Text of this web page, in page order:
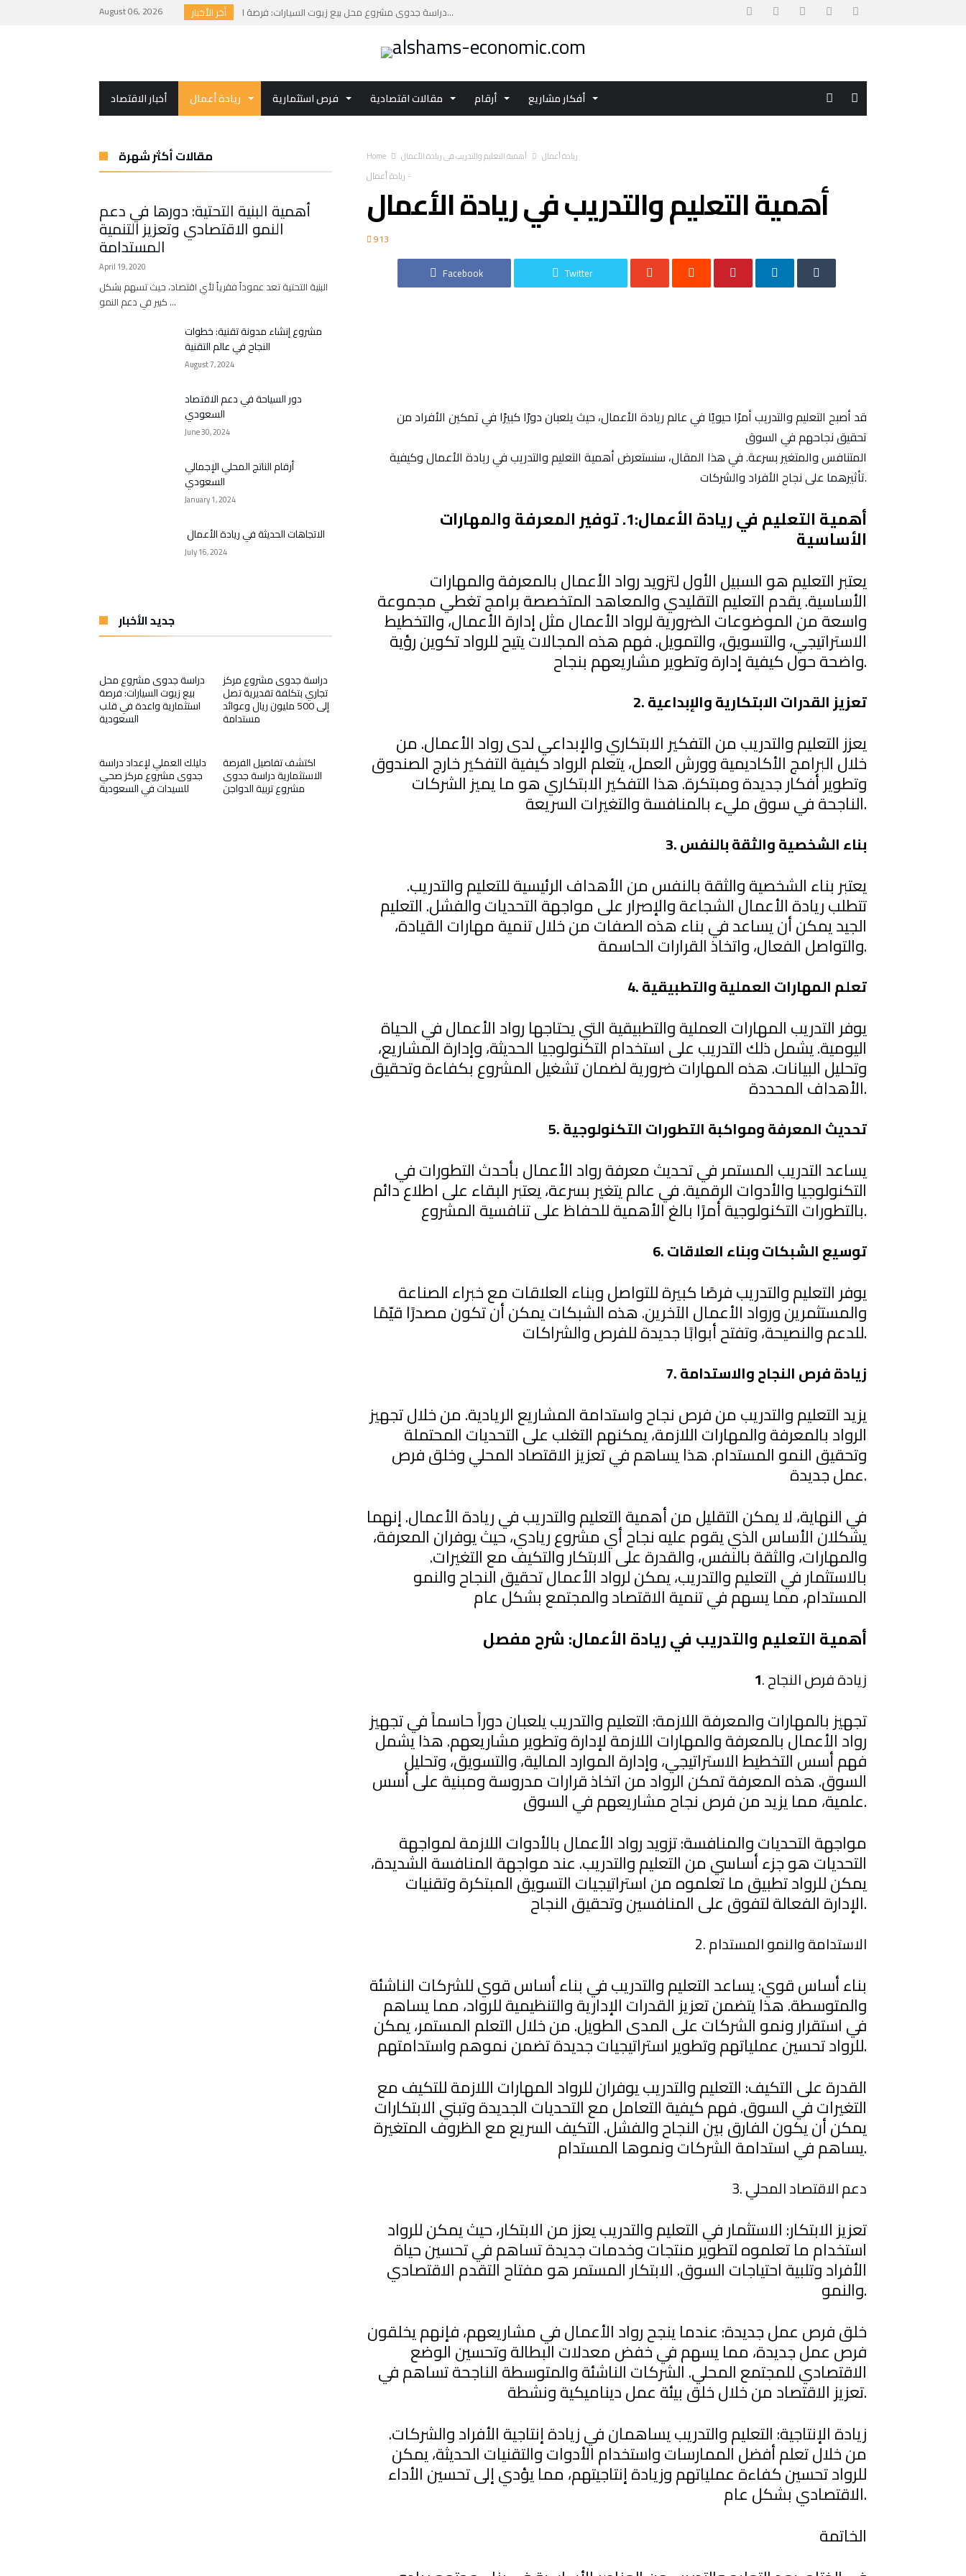
August 06, 2026 أخر الأخبار
دراسة جدوى مشروع محل بيع زيوت السيارات: فرصة ا...
دليلك العملي لإعداد دراسة جدوى مشروع مركز صحي ...
اكتشف تفاصيل الفرصة الاستثمارية دراسة جدوى مشر...
استثمر في دراسة جدوى مشروع الاستزراع السمكي با...
أخبار الاقتصاد ريادة أعمال فرص استثمارية مقالات اقتصادية أرقام أفكار مشاريع
Home ريادة أعمال أهمية التعليم والتدريب في ريادة الأعمال
ريادة أعمال -
أهمية التعليم والتدريب في ريادة الأعمال
913
Facebook Twitter
قد أصبح التعليم والتدريب أمرًا حيويًا في عالم ريادة الأعمال، حيث يلعبان دورًا كبيرًا في تمكين الأفراد من
تحقيق نجاحهم في السوق
المتنافس والمتغير بسرعة. في هذا المقال، سنستعرض أهمية التعليم والتدريب في ريادة الأعمال وكيفية
تأثيرهما على نجاح الأفراد والشركات.
أهمية التعليم في ريادة الأعمال:1. توفير المعرفة والمهارات
الأساسية
يعتبر التعليم هو السبيل الأول لتزويد رواد الأعمال بالمعرفة والمهارات
الأساسية. يقدم التعليم التقليدي والمعاهد المتخصصة برامج تغطي مجموعة
واسعة من الموضوعات الضرورية لرواد الأعمال مثل إدارة الأعمال، والتخطيط
الاستراتيجي، والتسويق، والتمويل. فهم هذه المجالات يتيح للرواد تكوين رؤية
واضحة حول كيفية إدارة وتطوير مشاريعهم بنجاح.
2. تعزيز القدرات الابتكارية والإبداعية
يعزز التعليم والتدريب من التفكير الابتكاري والإبداعي لدى رواد الأعمال. من
خلال البرامج الأكاديمية وورش العمل، يتعلم الرواد كيفية التفكير خارج الصندوق
وتطوير أفكار جديدة ومبتكرة. هذا التفكير الابتكاري هو ما يميز الشركات
الناجحة في سوق مليء بالمنافسة والتغيرات السريعة.
3. بناء الشخصية والثقة بالنفس
يعتبر بناء الشخصية والثقة بالنفس من الأهداف الرئيسية للتعليم والتدريب.
تتطلب ريادة الأعمال الشجاعة والإصرار على مواجهة التحديات والفشل. التعليم
الجيد يمكن أن يساعد في بناء هذه الصفات من خلال تنمية مهارات القيادة،
والتواصل الفعال، واتخاذ القرارات الحاسمة.
4. تعلم المهارات العملية والتطبيقية
يوفر التدريب المهارات العملية والتطبيقية التي يحتاجها رواد الأعمال في الحياة
اليومية. يشمل ذلك التدريب على استخدام التكنولوجيا الحديثة، وإدارة المشاريع،
وتحليل البيانات. هذه المهارات ضرورية لضمان تشغيل المشروع بكفاءة وتحقيق
الأهداف المحددة.
5. تحديث المعرفة ومواكبة التطورات التكنولوجية
يساعد التدريب المستمر في تحديث معرفة رواد الأعمال بأحدث التطورات في
التكنولوجيا والأدوات الرقمية. في عالم يتغير بسرعة، يعتبر البقاء على اطلاع دائم
بالتطورات التكنولوجية أمرًا بالغ الأهمية للحفاظ على تنافسية المشروع.
6. توسيع الشبكات وبناء العلاقات
يوفر التعليم والتدريب فرصًا كبيرة للتواصل وبناء العلاقات مع خبراء الصناعة
والمستثمرين ورواد الأعمال الآخرين. هذه الشبكات يمكن أن تكون مصدرًا قيّمًا
للدعم والنصيحة، وتفتح أبوابًا جديدة للفرص والشراكات.
7. زيادة فرص النجاح والاستدامة
يزيد التعليم والتدريب من فرص نجاح واستدامة المشاريع الريادية. من خلال تجهيز
الرواد بالمعرفة والمهارات اللازمة، يمكنهم التغلب على التحديات المحتملة
وتحقيق النمو المستدام. هذا يساهم في تعزيز الاقتصاد المحلي وخلق فرص
عمل جديدة.
في النهاية، لا يمكن التقليل من أهمية التعليم والتدريب في ريادة الأعمال. إنهما
يشكلان الأساس الذي يقوم عليه نجاح أي مشروع ريادي، حيث يوفران المعرفة،
والمهارات، والثقة بالنفس، والقدرة على الابتكار والتكيف مع التغيرات.
بالاستثمار في التعليم والتدريب، يمكن لرواد الأعمال تحقيق النجاح والنمو
المستدام، مما يسهم في تنمية الاقتصاد والمجتمع بشكل عام
أهمية التعليم والتدريب في ريادة الأعمال: شرح مفصل
1 . زيادة فرص النجاح
تجهيز بالمهارات والمعرفة اللازمة: التعليم والتدريب يلعبان دوراً حاسماً في تجهيز
رواد الأعمال بالمعرفة والمهارات اللازمة لإدارة وتطوير مشاريعهم. هذا يشمل
فهم أسس التخطيط الاستراتيجي، وإدارة الموارد المالية، والتسويق، وتحليل
السوق. هذه المعرفة تمكن الرواد من اتخاذ قرارات مدروسة ومبنية على أسس
علمية، مما يزيد من فرص نجاح مشاريعهم في السوق.
مواجهة التحديات والمنافسة: تزويد رواد الأعمال بالأدوات اللازمة لمواجهة
التحديات هو جزء أساسي من التعليم والتدريب. عند مواجهة المنافسة الشديدة،
يمكن للرواد تطبيق ما تعلموه من استراتيجيات التسويق المبتكرة وتقنيات
الإدارة الفعالة لتفوق على المنافسين وتحقيق النجاح.
2. الاستدامة والنمو المستدام
بناء أساس قوي: يساعد التعليم والتدريب في بناء أساس قوي للشركات الناشئة
والمتوسطة. هذا يتضمن تعزيز القدرات الإدارية والتنظيمية للرواد، مما يساهم
في استقرار ونمو الشركات على المدى الطويل. من خلال التعلم المستمر، يمكن
للرواد تحسين عملياتهم وتطوير استراتيجيات جديدة تضمن نموهم واستدامتهم.
القدرة على التكيف: التعليم والتدريب يوفران للرواد المهارات اللازمة للتكيف مع
التغيرات في السوق. فهم كيفية التعامل مع التحديات الجديدة وتبني الابتكارات
يمكن أن يكون الفارق بين النجاح والفشل. التكيف السريع مع الظروف المتغيرة
يساهم في استدامة الشركات ونموها المستدام.
3. دعم الاقتصاد المحلي
تعزيز الابتكار: الاستثمار في التعليم والتدريب يعزز من الابتكار، حيث يمكن للرواد
استخدام ما تعلموه لتطوير منتجات وخدمات جديدة تساهم في تحسين حياة
الأفراد وتلبية احتياجات السوق. الابتكار المستمر هو مفتاح التقدم الاقتصادي
والنمو.
خلق فرص عمل جديدة: عندما ينجح رواد الأعمال في مشاريعهم، فإنهم يخلقون
فرص عمل جديدة، مما يسهم في خفض معدلات البطالة وتحسين الوضع
الاقتصادي للمجتمع المحلي. الشركات الناشئة والمتوسطة الناجحة تساهم في
تعزيز الاقتصاد من خلال خلق بيئة عمل ديناميكية ونشطة.
زيادة الإنتاجية: التعليم والتدريب يساهمان في زيادة إنتاجية الأفراد والشركات.
من خلال تعلم أفضل الممارسات واستخدام الأدوات والتقنيات الحديثة، يمكن
للرواد تحسين كفاءة عملياتهم وزيادة إنتاجيتهم، مما يؤدي إلى تحسين الأداء
الاقتصادي بشكل عام.
الخاتمة
مقالات أكثر شهرة
أهمية البنية التحتية: دورها في دعم
النمو الاقتصادي وتعزيز التنمية
المستدامة
April 19, 2020
البنية التحتية تعد عموداً فقرياً لأي اقتصاد، حيث تسهم بشكل
كبير في دعم النمو …
مشروع إنشاء مدونة تقنية: خطوات
النجاح في عالم التقنية
August 7, 2024
دور السياحة في دعم الاقتصاد
السعودي
June 30, 2024
أرقام الناتج المحلي الإجمالي
السعودي
January 1, 2024
الاتجاهات الحديثة في ريادة الأعمال
July 16, 2024
جديد الأخبار
دراسة جدوى مشروع محل
بيع زيوت السيارات: فرصة
استثمارية واعدة في قلب
السعودية
دراسة جدوى مشروع مركز
تجاري بتكلفة تقديرية تصل
إلى 500 مليون ريال وعوائد
مستدامة
دليلك العملي لإعداد دراسة
جدوى مشروع مركز صحي
للسيدات في السعودية
اكتشف تفاصيل الفرصة
الاستثمارية دراسة جدوى
مشروع تربية الدواجن